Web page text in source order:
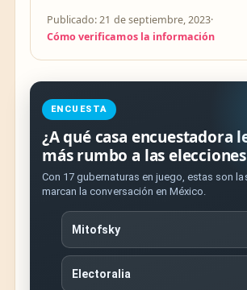
Publicado: 21 de septiembre, 2023·
Cómo verificamos la información
ENCUESTA
¿A qué casa encuestadora
más rumbo a las
Con 17 gubernaturas en juego, estas son
marcan la conversación en México.
Mitofsky
Electoralia